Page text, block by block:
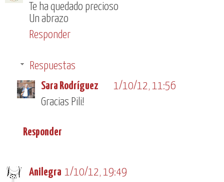
Te ha quedado precioso
Un abrazo
Responder
Respuestas
Sara Rodríguez
1/10/12, 11:56
Gracias Pili!
Responder
Anilegra 1/10/12, 19:49